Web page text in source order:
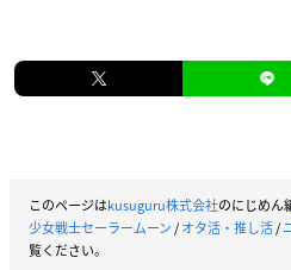
このページはkusuguru株式会社のにじめん
少女戦士セーラームーン/オタ活・推し活/
覧ください。